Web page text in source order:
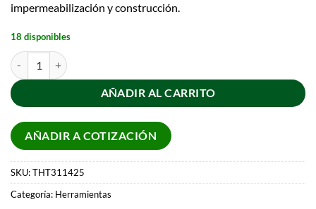
impermeabilización y construcción.
18 disponibles
AÑADIR AL CARRITO
AÑADIR A COTIZACIÓN
SKU:THT311425
Categoría: Herramientas